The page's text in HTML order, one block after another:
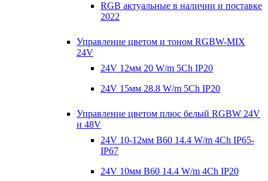
RGB актуальные в наличии и поставке
2022
Управление цветом и тоном RGBW-MIX
24V
24V 12мм 20 W/m 5Ch IP20
24V 15мм 28.8 W/m 5Ch IP20
Управление цветом плюс белый RGBW 24V
и 48V
24V 10-12мм B60 14.4 W/m 4Ch IP65-
IP67
24V 10мм B60 14.4 W/m 4Ch IP20